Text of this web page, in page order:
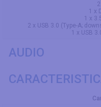
1 x
1 x
2 x USB 3.0 (Type-A;
1 x USB
AUDIO